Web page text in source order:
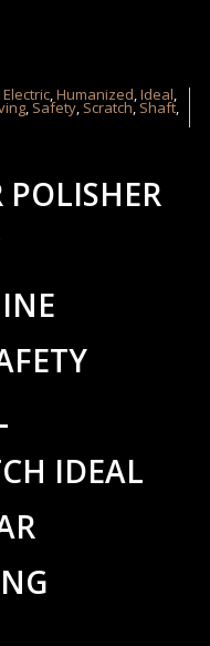
Electric,Humanized,Ideal,
, Safety, Scratch, Shaft,
POLISHER
IDEAL